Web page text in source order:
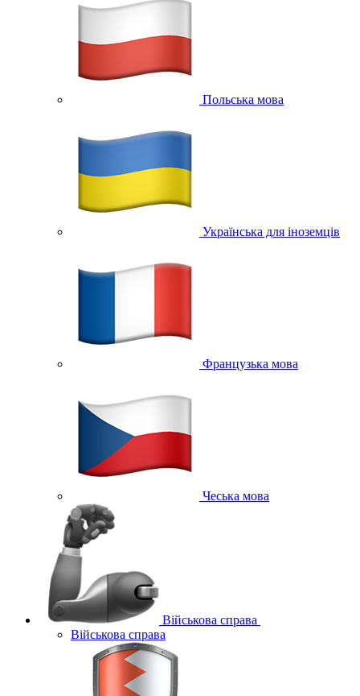
Польська мова
Українська для іноземців
Французька мова
Чеська мова
Військова справа
Військова справа